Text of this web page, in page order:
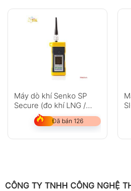
Máy dò khí Senko SP
Secure (đo khí LNG /
LPG,H2,Xylen)
Đã bán 126
CÔNG TY TNHH CÔNG NGHỆ